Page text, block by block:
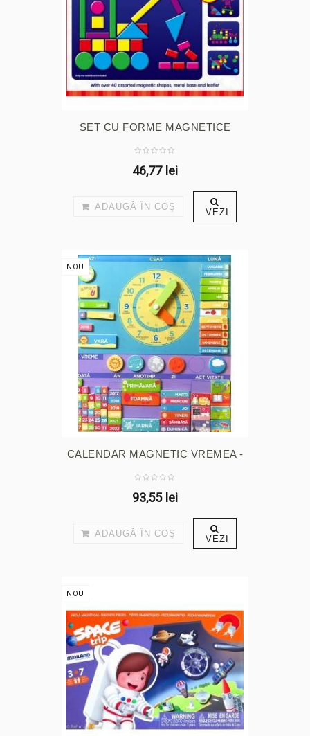
SET CU FORME MAGNETICE
46,77 lei
ADAUGĂ ÎN COŞ VEZI
NOU
CALENDAR MAGNETIC VREMEA -
93,55 lei
ADAUGĂ ÎN COŞ VEZI
NOU